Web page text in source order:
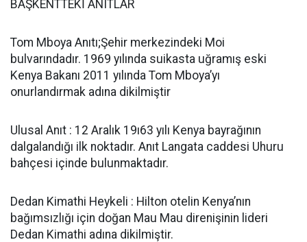
BAŞKENTTEKİ ANITLAR
Tom Mboya Anıtı;Şehir merkezindeki Moi
bulvarındadır. 1969 yılında suikasta uğramış eski
Kenya Bakanı 2011 yılında Tom Mboya’yı
onurlandırmak adına dikilmiştir
Ulusal Anıt : 12 Aralık 19ı63 yılı Kenya bayrağının
dalgalandığı ilk noktadır. Anıt Langata caddesi Uhuru
bahçesi içinde bulunmaktadır.
Dedan Kimathi Heykeli : Hilton otelin Kenya’nın
bağımsızlığı için doğan Mau Mau direnişinin lideri
Dedan Kimathi adına dikilmiştir.